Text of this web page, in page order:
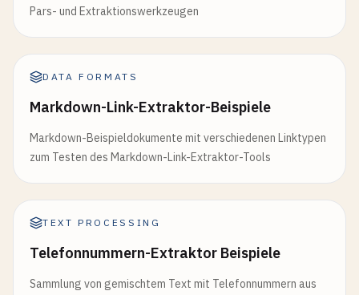
Pars- und Extraktionswerkzeugen
DATA FORMATS
Markdown-Link-Extraktor-Beispiele
Markdown-Beispieldokumente mit verschiedenen Linktypen
zum Testen des Markdown-Link-Extraktor-Tools
TEXT PROCESSING
Telefonnummern-Extraktor Beispiele
Sammlung von gemischtem Text mit Telefonnummern aus